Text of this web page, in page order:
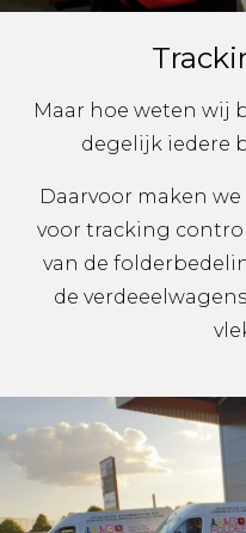
Maar hoe weten wij
degelijk iedere
Daarvoor maken
voor tracking
van de
de